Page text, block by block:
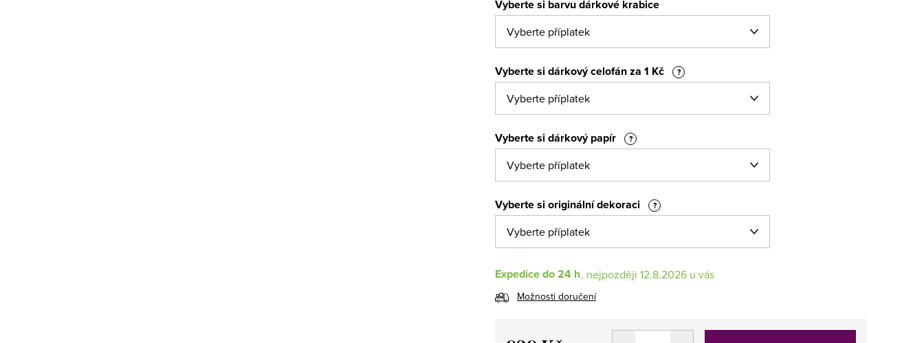
Vyberte si barvu dárkové krabice
Vyberte si dárkový celofán za 1 Kč ?
Vyberte si dárkový papír ?
Vyberte si originální dekoraci ?
Expedice do 24 h 12.8.2026
Možnosti doručení